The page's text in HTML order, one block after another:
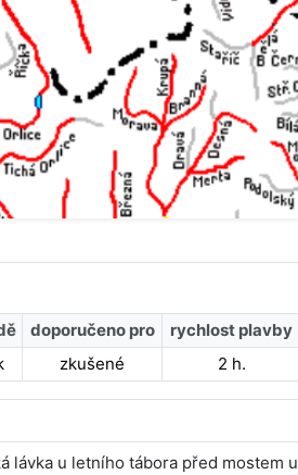
doporučeno pro
rychlost plavby
zkušené 2 h.
lávka u letního tábora před mostem u